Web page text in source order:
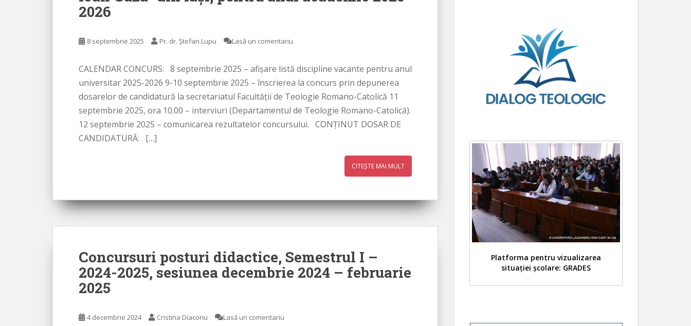
2026
8 septembrie 2025 Pr. dr. Ștefan Lupu Lasă un comentariu
CALENDAR CONCURS: 8 septembrie 2025 – afişare listă discipline vacante pentru anul
universitar 2025-2026 9-10 septembrie 2025 – înscrierea la concurs prin depunerea
dosarelor de candidatură la secretariatul Facultății de Teologie Romano-Catolică 11
septembrie 2025, ora 10.00 – interviuri (Departamentul de Teologie Romano-Catolică).
12 septembrie 2025 – comunicarea rezultatelor concursului. CONŢINUT DOSAR DE
CANDIDATURĂ: […]
CITEȘTE MAI MULT
Concursuri posturi didactice, Semestrul I –
2024-2025, sesiunea decembrie 2024 – februarie
2025
4 decembrie 2024 Cristina Diaconu Lasă un comentariu
Platforma pentru vizualizarea
situației școlare: GRADES